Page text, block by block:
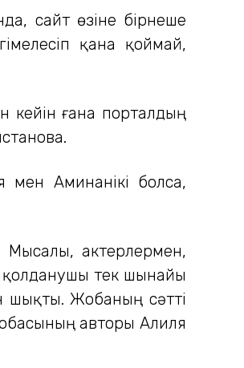
сайт өзіне бірнеше
қана қоймай,
кейін ғана порталдың
мен Аминанікі болса,
Мысалы, актерлермен,
қолданушы тек шынайы
шықты. Жобаның сәтті
авторы Алиля